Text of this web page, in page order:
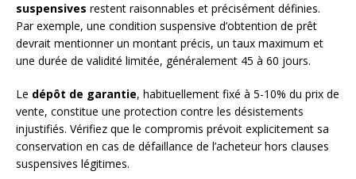
suspensives restent raisonnables et précisément définies.
Par exemple, une condition suspensive d’obtention de prêt
devrait mentionner un montant précis, un taux maximum et
une durée de validité limitée, généralement 45 à 60 jours.
Le dépôt de garantie, habituellement fixé à 5-10% du prix de
vente, constitue une protection contre les désistements
injustifiés. Vérifiez que le compromis prévoit explicitement sa
conservation en cas de défaillance de l’acheteur hors clauses
suspensives légitimes.